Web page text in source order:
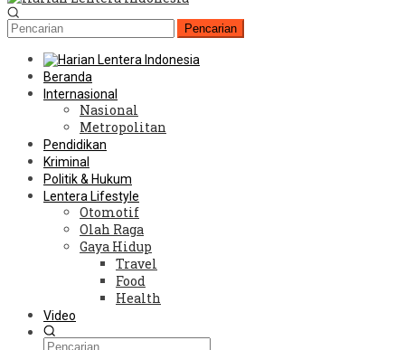
Pencarian
Beranda
Internasional
Nasional
Metropolitan
Pendidikan
Kriminal
Politik & Hukum
Lentera Lifestyle
Otomotif
Olah Raga
Gaya Hidup
Travel
Food
Health
Video